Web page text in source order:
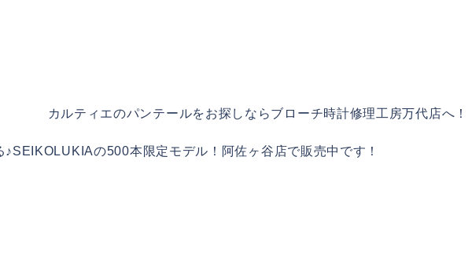
カルティエのパンテールをお探しならブローチ時計修理工房万代店へ！
♪SEIKOLUKIAの500本限定モデル！阿佐ヶ谷店で販売中です！